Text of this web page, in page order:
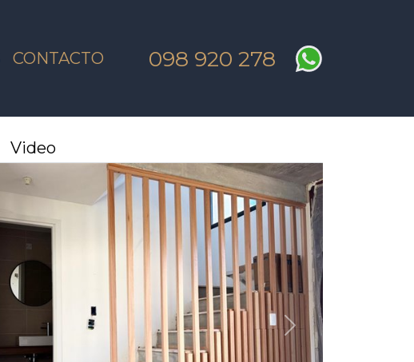
CONTACTO 098 920 278
Video
SIGUIENTE